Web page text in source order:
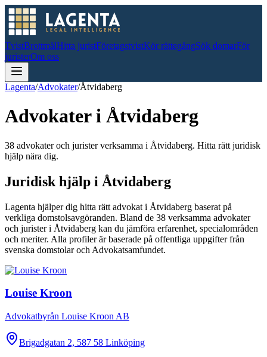
TvistBrottmålHitta juristFöretagstvistKör rättegångSök domarFör
juristerOm oss
Lagenta/Advokater/Åtvidaberg
Advokater i Åtvidaberg
38 advokater och jurister verksamma i Åtvidaberg. Hitta rätt juridisk
hjälp nära dig.
Juridisk hjälp i Åtvidaberg
Lagenta hjälper dig hitta rätt advokat i Åtvidaberg baserat på
verkliga domstolsavgöranden. Bland de 38 verksamma advokater
och jurister i Åtvidaberg kan du jämföra erfarenhet, specialområden
och meriter. Alla profiler är baserade på offentliga uppgifter från
svenska domstolar och Advokatsamfundet.
Louise Kroon
Advokatbyrån Louise Kroon AB
Brigadgatan 2, 587 58 Linköping